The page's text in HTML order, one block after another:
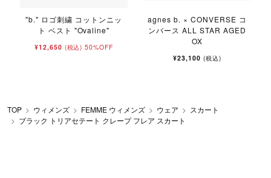
"b." ロゴ刺繍 コットンニッ
ト ベスト "Ovaline"
¥12,650 (税込) 50%OFF
agnes b. × CONVERSE コ
ンバース ALL STAR AGED
OX
¥23,100 (税込)
TOP ウィメンズ FEMME ウィメンズ ウェア
スカート
ブラック トリアセテート クレープ フレア スカート